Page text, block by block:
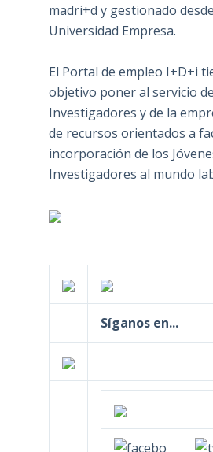
madri+d y gestionado
Universidad Empresa.
El Portal de empleo I+D+i
objetivo poner al servicio de
Investigadores y de la
de recursos orientados a
incorporación de los
Investigadores al mundo
Síganos en...